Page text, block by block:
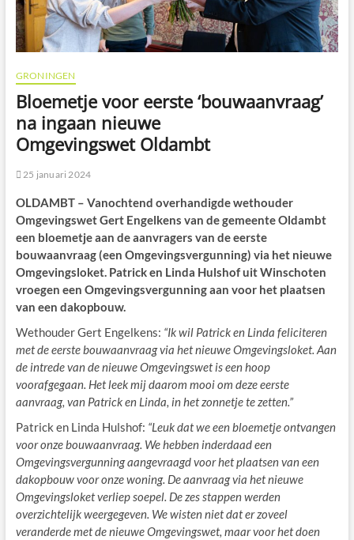
GRONINGEN
Bloemetje voor eerste ‘bouwaanvraag’
na ingaan nieuwe
Omgevingswet Oldambt
25 januari 2024
OLDAMBT – Vanochtend overhandigde wethouder
Omgevingswet Gert Engelkens van de gemeente Oldambt
een bloemetje aan de aanvragers van de eerste
bouwaanvraag (een Omgevingsvergunning) via het nieuwe
Omgevingsloket. Patrick en Linda Hulshof uit Winschoten
vroegen een Omgevingsvergunning aan voor het plaatsen
van een dakopbouw.
Wethouder Gert Engelkens: “Ik wil Patrick en Linda feliciteren
met de eerste bouwaanvraag via het nieuwe Omgevingsloket. Aan
de intrede van de nieuwe Omgevingswet is een hoop
voorafgegaan. Het leek mij daarom mooi om deze eerste
aanvraag, van Patrick en Linda, in het zonnetje te zetten.”
Patrick en Linda Hulshof: “Leuk dat we een bloemetje ontvangen
voor onze bouwaanvraag. We hebben inderdaad een
Omgevingsvergunning aangevraagd voor het plaatsen van een
dakopbouw voor onze woning. De aanvraag via het nieuwe
Omgevingsloket verliep soepel. De zes stappen werden
overzichtelijk weergegeven. We wisten niet dat er zoveel
veranderde met de nieuwe Omgevingswet, maar voor het doen